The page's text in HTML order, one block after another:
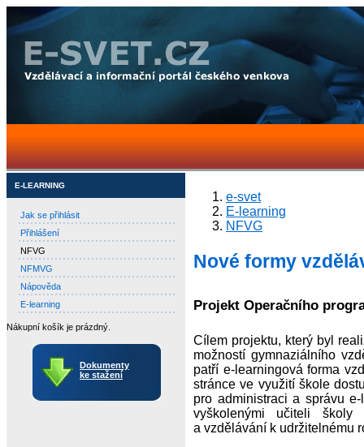
E-LEARNING
Jak se přihlásit
Přihlášení
NFVG
NFMVG
Nápověda
E-learning
Nákupní košík je prázdný.
Dokumenty
ke stažení
e-svet
E-learning
NFVG
Nové formy
Projekt Operačního
Cílem projektu, který byl
možností gymnaziálního
patří e-learningová forma
stránce ve využití škole
pro administraci a správu
vyškolenými učiteli
a vzdělávání k udržitelnému